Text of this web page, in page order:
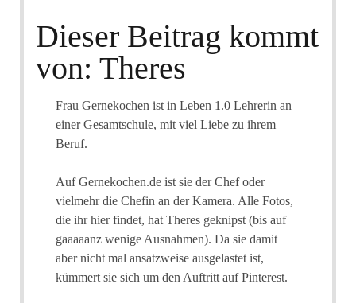
Dieser Beitrag kommt
von: Theres
Frau Gernekochen ist in Leben 1.0 Lehrerin an
einer Gesamtschule, mit viel Liebe zu ihrem
Beruf.
Auf Gernekochen.de ist sie der Chef oder
vielmehr die Chefin an der Kamera. Alle Fotos,
die ihr hier findet, hat Theres geknipst (bis auf
gaaaaanz wenige Ausnahmen). Da sie damit
aber nicht mal ansatzweise ausgelastet ist,
kümmert sie sich um den Auftritt auf Pinterest.